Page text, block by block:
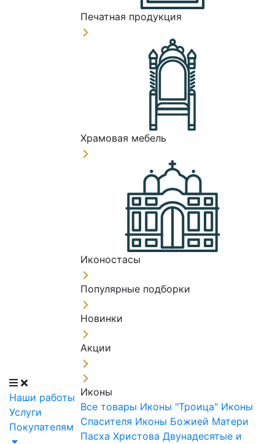
Наши работы
Услуги
Покупателям
Печатная продукция
Храмовая мебель
Иконостасы
Популярные подборки
Новинки
Акции
Иконы
Все товары Иконы "Троица" Иконы
Спасителя Иконы Божией Матери
Пасха Христова Двунадесятые и